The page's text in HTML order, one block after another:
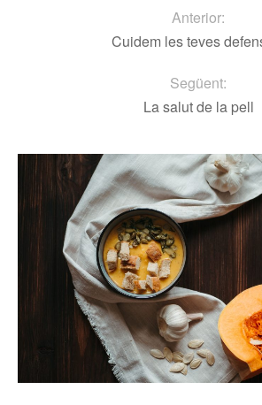
Anterior:
Cuidem les teves
Següent:
La salut de la pell